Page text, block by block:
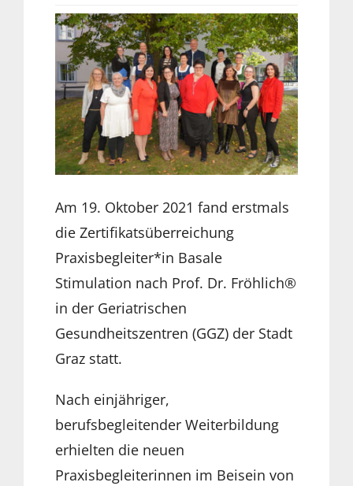
Am 19. Oktober 2021 fand erstmals
die Zertifikatsüberreichung
Praxisbegleiter*in Basale
Stimulation nach Prof. Dr. Fröhlich®
in der Geriatrischen
Gesundheitszentren (GGZ) der Stadt
Graz statt.
Nach einjähriger,
berufsbegleitender Weiterbildung
erhielten die neuen
Praxisbegleiterinnen im Beisein von